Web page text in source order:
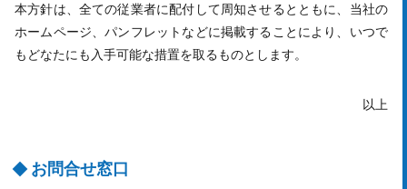
本方針は、全ての従業者に配付して周知させるとともに、当社の
ホームページ、パンフレットなどに掲載することにより、いつで
もどなたにも入手可能な措置を取るものとします。
以上
お問合せ窓口